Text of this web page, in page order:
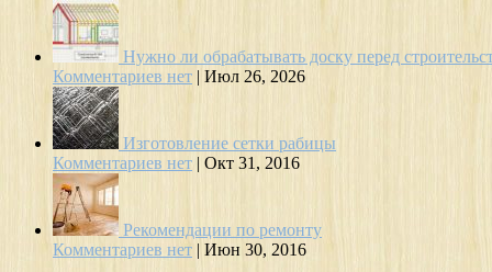
Нужно ли обрабатывать доску перед
Комментариев нет | Июл 26, 2026
Изготовление сетки рабицы
Комментариев нет | Окт 31, 2016
Рекомендации по ремонту
Комментариев нет | Июн 30, 2016